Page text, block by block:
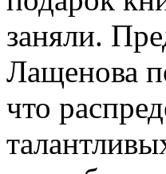
заняли.
Лащенова
что